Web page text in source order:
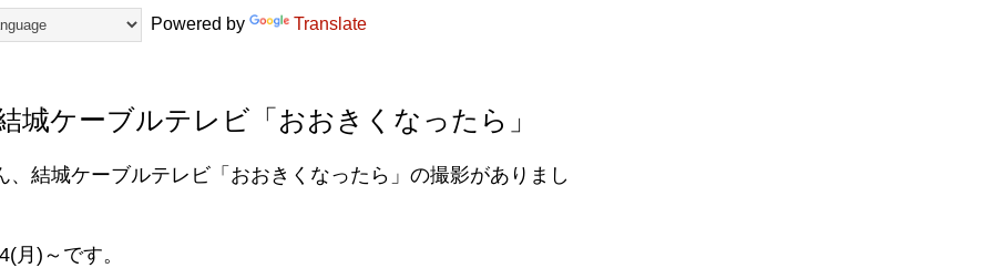
Powered by Translate
城ケーブルテレビ「おおきくなったら」
、結城ケーブルテレビ「おおきくなったら」の撮影がありまし
月)～です。